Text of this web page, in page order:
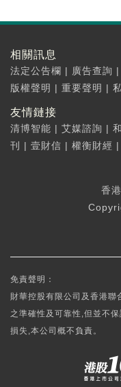
相關訊息
法定公告欄 | 廣告查詢 |
版權聲明 | 重要聲明 |
友情鏈接
清博智能 | 艾媒諮詢 |
刊
| 壹財信 | 權衡財經 |
香
免責聲明：
財華控股有限公司及香港聯
之準確性及可靠性,但並不
損失,本公司概不負責。